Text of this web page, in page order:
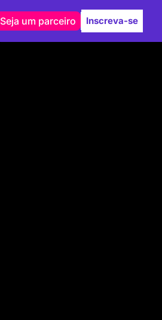
Seja um parceiro Inscreva-se